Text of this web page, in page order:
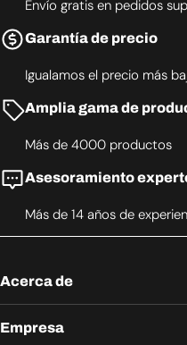
Envío gratis en pedidos
Garantía de precio
Igualamos el precio más
Amplia gama de
Más de 4000 productos
Asesoramiento
Más de 14 años de
Acerca de
Empresa